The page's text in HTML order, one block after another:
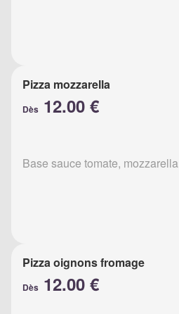
Pizza mozzarella
Dès 12.00 €
Base sauce tomate, mozzarella
Pizza oignons fromage
Dès 12.00 €